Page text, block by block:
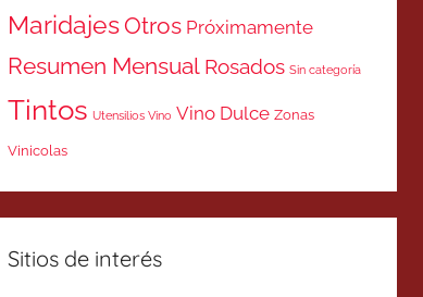
MaridajesOtros Próximamente
Resumen Mensual Rosados Sin categoría
Tintos Utensilios Vino Vino Dulce Zonas
Vinicolas
Sitios de interés